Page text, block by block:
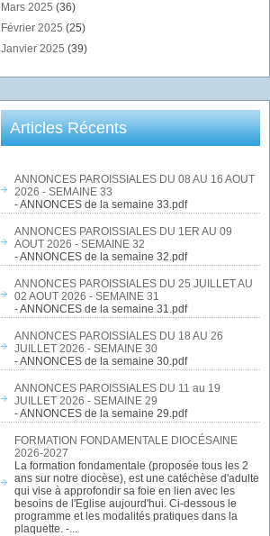
Mars 2025 (36)
Février 2025 (25)
Janvier 2025 (39)
Articles Récents
ANNONCES PAROISSIALES DU 08 AU 16 AOUT
2026 - SEMAINE 33
- ANNONCES de la semaine 33.pdf
ANNONCES PAROISSIALES DU 1ER AU 09
AOUT 2026 - SEMAINE 32
- ANNONCES de la semaine 32.pdf
ANNONCES PAROISSIALES DU 25 JUILLET AU
02 AOUT 2026 - SEMAINE 31
- ANNONCES de la semaine 31.pdf
ANNONCES PAROISSIALES DU 18 AU 26
JUILLET 2026 - SEMAINE 30
- ANNONCES de la semaine 30.pdf
ANNONCES PAROISSIALES DU 11 au 19
JUILLET 2026 - SEMAINE 29
- ANNONCES de la semaine 29.pdf
FORMATION FONDAMENTALE DIOCÉSAINE
2026-2027
La formation fondamentale (proposée tous les 2
ans sur notre diocèse), est une catéchèse d'adulte
qui vise à approfondir sa foie en lien avec les
besoins de l'Eglise aujourd'hui. Ci-dessous le
programme et les modalités pratiques dans la
plaquette. -...